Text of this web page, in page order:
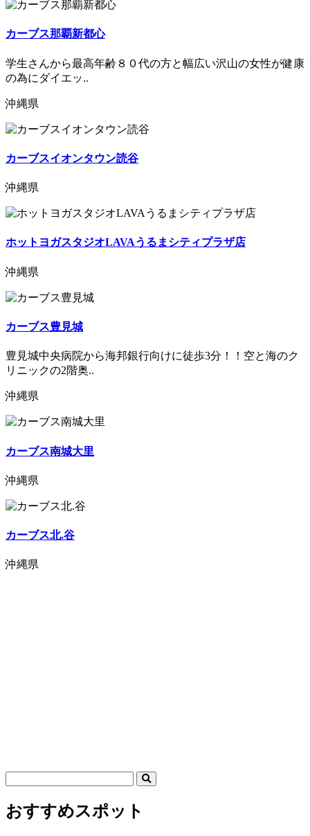
カーブス那覇新都心
学生さんから最高年齢８０代の方と幅広い沢山の女性が健康
の為にダイエッ..
沖縄県
カーブスイオンタウン読谷
沖縄県
ホットヨガスタジオLAVAうるまシティプラザ店
沖縄県
カーブス豊見城
豊見城中央病院から海邦銀行向けに徒歩3分！！空と海のク
リニックの2階奥..
沖縄県
カーブス南城大里
沖縄県
カーブス北.谷
沖縄県
おすすめスポット